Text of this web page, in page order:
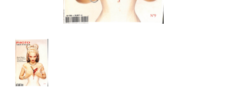
出版物
動画
スカラシップ受賞者